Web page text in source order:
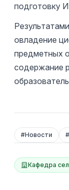
подготовку
овладение
предметных
содержание
#Новости #
Кафедра